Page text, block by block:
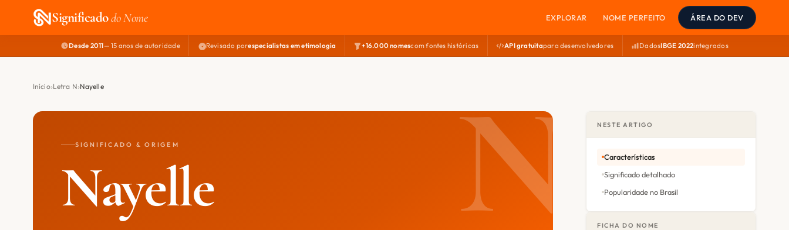
Significadodo Nome EXPLORAR NOME PERFEITO ÁREA DO DEV
Desde 2011— 15 anos de autoridade Revisado porespecialistas em etimologia +16.000 nomescom fontes históricas API gratuitapara desenvolvedores DadosIBGE 2022integrados
Início Letra N Nayelle
SIGNIFICADO & ORIGEM
Nayelle
NESTE ARTIGO
Características
Significado detalhado
Popularidade no Brasil
FICHA DO NOME